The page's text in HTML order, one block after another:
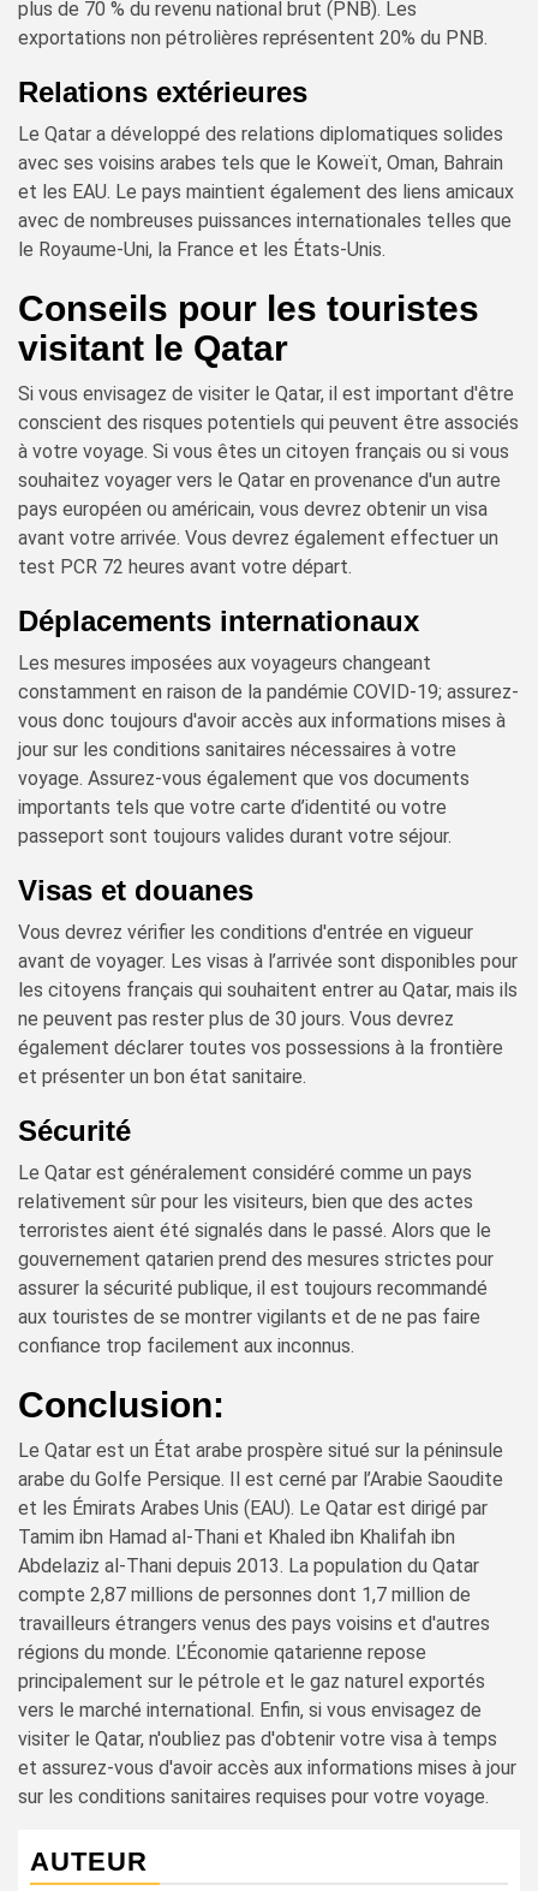
plus de 70 % du revenu national brut (PNB). Les
exportations non pétrolières représentent 20% du PNB.
Relations extérieures
Le Qatar a développé des relations diplomatiques solides
avec ses voisins arabes tels que le Koweït, Oman, Bahrain
et les EAU. Le pays maintient également des liens amicaux
avec de nombreuses puissances internationales telles que
le Royaume-Uni, la France et les États-Unis.
Conseils pour les touristes
visitant le Qatar
Si vous envisagez de visiter le Qatar, il est important d'être
conscient des risques potentiels qui peuvent être associés
à votre voyage. Si vous êtes un citoyen français ou si vous
souhaitez voyager vers le Qatar en provenance d'un autre
pays européen ou américain, vous devrez obtenir un visa
avant votre arrivée. Vous devrez également effectuer un
test PCR 72 heures avant votre départ.
Déplacements internationaux
Les mesures imposées aux voyageurs changeant
constamment en raison de la pandémie COVID-19; assurez-
vous donc toujours d'avoir accès aux informations mises à
jour sur les conditions sanitaires nécessaires à votre
voyage. Assurez-vous également que vos documents
importants tels que votre carte d’identité ou votre
passeport sont toujours valides durant votre séjour.
Visas et douanes
Vous devrez vérifier les conditions d'entrée en vigueur
avant de voyager. Les visas à l’arrivée sont disponibles pour
les citoyens français qui souhaitent entrer au Qatar, mais ils
ne peuvent pas rester plus de 30 jours. Vous devrez
également déclarer toutes vos possessions à la frontière
et présenter un bon état sanitaire.
Sécurité
Le Qatar est généralement considéré comme un pays
relativement sûr pour les visiteurs, bien que des actes
terroristes aient été signalés dans le passé. Alors que le
gouvernement qatarien prend des mesures strictes pour
assurer la sécurité publique, il est toujours recommandé
aux touristes de se montrer vigilants et de ne pas faire
confiance trop facilement aux inconnus.
Conclusion:
Le Qatar est un État arabe prospère situé sur la péninsule
arabe du Golfe Persique. Il est cerné par l’Arabie Saoudite
et les Émirats Arabes Unis (EAU). Le Qatar est dirigé par
Tamim ibn Hamad al-Thani et Khaled ibn Khalifah ibn
Abdelaziz al-Thani depuis 2013. La population du Qatar
compte 2,87 millions de personnes dont 1,7 million de
travailleurs étrangers venus des pays voisins et d'autres
régions du monde. L’Économie qatarienne repose
principalement sur le pétrole et le gaz naturel exportés
vers le marché international. Enfin, si vous envisagez de
visiter le Qatar, n'oubliez pas d'obtenir votre visa à temps
et assurez-vous d'avoir accès aux informations mises à jour
sur les conditions sanitaires requises pour votre voyage.
AUTEUR